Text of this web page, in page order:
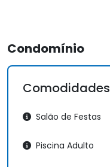
Condomínio
Comodidades
Salão de Festas
Piscina Adulto